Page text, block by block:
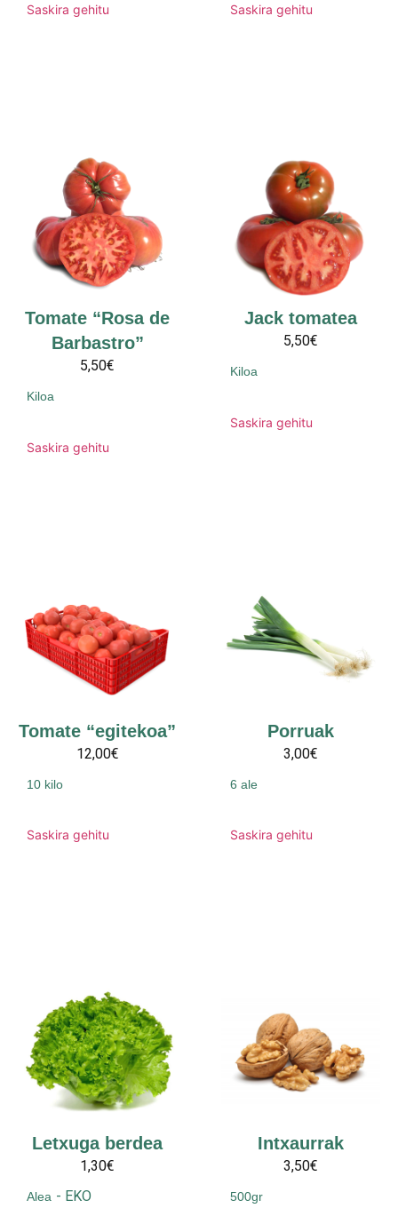
Saskira gehitu Saskira gehitu
Tomate “Rosa de
Barbastro”
5,50€
Kiloa
Saskira gehitu
Jack tomatea
5,50€
Kiloa
Saskira gehitu
Tomate “egitekoa”
12,00€
10 kilo
Saskira gehitu
Porruak
3,00€
6 ale
Saskira gehitu
Letxuga berdea
1,30€
Alea - EKO
Intxaurrak
3,50€
500gr